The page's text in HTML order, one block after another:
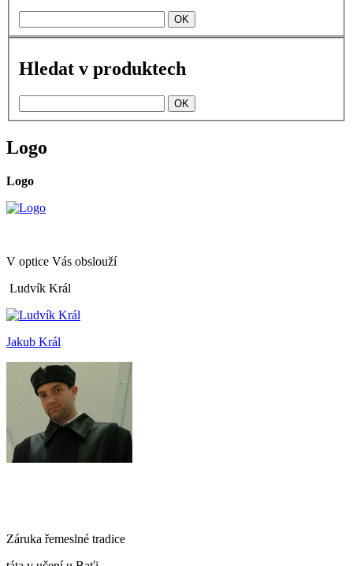
Hledat v produktech
Logo
Logo
V optice Vás obslouží
Ludvík Král
Jakub Král
Záruka řemeslné tradice